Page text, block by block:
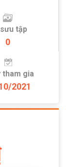
sưu tập
0
tham gia
2021